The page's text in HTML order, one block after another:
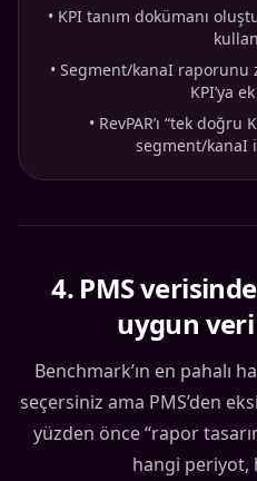
• KPI tanım dokümanı
• Segment/kanaI
KPI’ya
• RevPAR’ı “tek
segment/kanaI
4. PMS
uygun
Benchmark’ın en pahalı
seçersiniz ama PMS’den
yüzden önce “rapor
hangi periyot,